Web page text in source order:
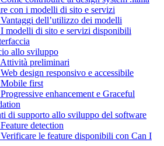
con i modelli di sito e servizi
dell’utilizzo dei modelli
modelli di sito e servizi disponibili
allo sviluppo
preliminari
design responsivo e accessibile
first
enhancement e Graceful
di supporto allo sviluppo del software
detection
le feature disponibili con Can I